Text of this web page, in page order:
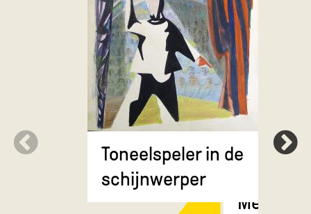
Toneelspeler in de
schijnwerper
Meisje